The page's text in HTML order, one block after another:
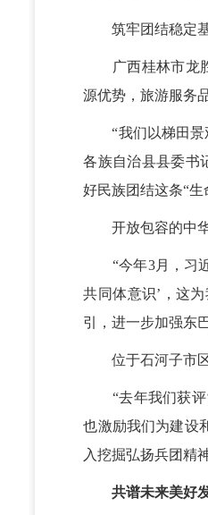
筑牢团结稳定基
广西桂林市龙胜
源优势，旅游服务
“我们以梯田景观
各族自治县县委书
好民族团结这条“生
开放包容的中华
“今年3月，习近
共同体意识’，这
引，进一步加强东
位于石河子市区
“去年我们获评‘
也激励我们为建设
入挖掘弘扬兵团精
共谱未来美好